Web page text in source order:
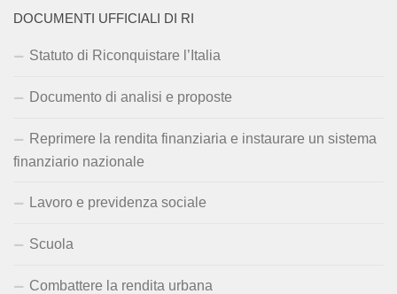
DOCUMENTI UFFICIALI DI RI
Statuto di Riconquistare l’Italia
Documento di analisi e proposte
Reprimere la rendita finanziaria e instaurare un sistema
finanziario nazionale
Lavoro e previdenza sociale
Scuola
Combattere la rendita urbana